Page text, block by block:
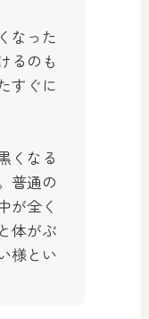
なった
るのも
すぐに
くなる
普通の
が全く
体がぶ
様とい